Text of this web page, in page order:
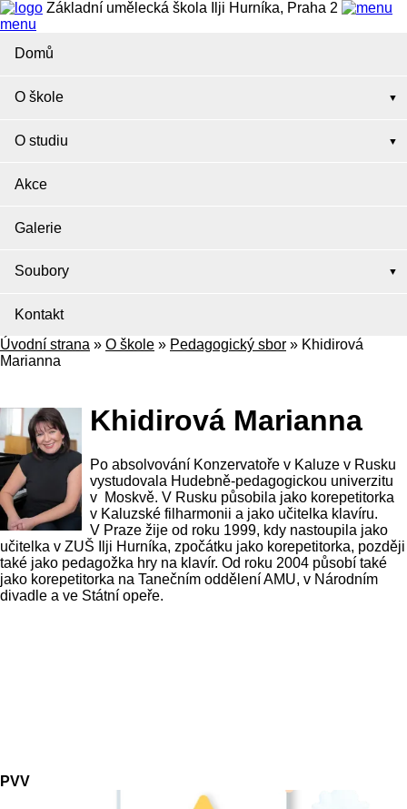
Základní umělecká škola Ilji Hurníka, Praha 2
menu
Domů
O škole
O studiu
Akce
Galerie
Soubory
Kontakt
Úvodní strana » O škole » Pedagogický sbor » Khidirová
Marianna
Khidirová Marianna
Po absolvování Konzervatoře v Kaluze v Rusku
vystudovala Hudebně-pedagogickou univerzitu
v Moskvě. V Rusku působila jako korepetitorka
v Kaluzské filharmonii a jako učitelka klavíru.
V Praze žije od roku 1999, kdy nastoupila jako
učitelka v ZUŠ Ilji Hurníka, zpočátku jako korepetitorka, později
také jako pedagožka hry na klavír. Od roku 2004 působí také
jako korepetitorka na Tanečním oddělení AMU, v Národním
divadle a ve Státní opeře.
PVV